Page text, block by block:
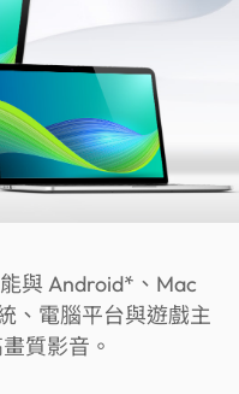
與 Android*、Mac
、電腦平台與遊戲主
質影音。